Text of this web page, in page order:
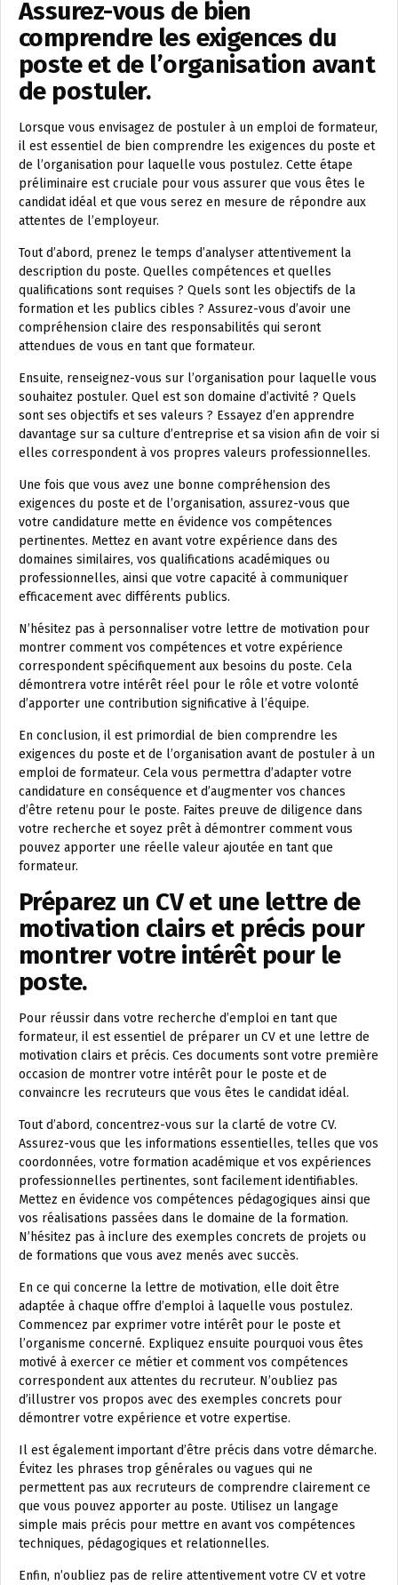
Assurez-vous de bien
comprendre les exigences du
poste et de l’organisation avant
de postuler.
Lorsque vous envisagez de postuler à un emploi de formateur,
il est essentiel de bien comprendre les exigences du poste et
de l’organisation pour laquelle vous postulez. Cette étape
préliminaire est cruciale pour vous assurer que vous êtes le
candidat idéal et que vous serez en mesure de répondre aux
attentes de l’employeur.
Tout d’abord, prenez le temps d’analyser attentivement la
description du poste. Quelles compétences et quelles
qualifications sont requises ? Quels sont les objectifs de la
formation et les publics cibles ? Assurez-vous d’avoir une
compréhension claire des responsabilités qui seront
attendues de vous en tant que formateur.
Ensuite, renseignez-vous sur l’organisation pour laquelle vous
souhaitez postuler. Quel est son domaine d’activité ? Quels
sont ses objectifs et ses valeurs ? Essayez d’en apprendre
davantage sur sa culture d’entreprise et sa vision afin de voir si
elles correspondent à vos propres valeurs professionnelles.
Une fois que vous avez une bonne compréhension des
exigences du poste et de l’organisation, assurez-vous que
votre candidature mette en évidence vos compétences
pertinentes. Mettez en avant votre expérience dans des
domaines similaires, vos qualifications académiques ou
professionnelles, ainsi que votre capacité à communiquer
efficacement avec différents publics.
N’hésitez pas à personnaliser votre lettre de motivation pour
montrer comment vos compétences et votre expérience
correspondent spécifiquement aux besoins du poste. Cela
démontrera votre intérêt réel pour le rôle et votre volonté
d’apporter une contribution significative à l’équipe.
En conclusion, il est primordial de bien comprendre les
exigences du poste et de l’organisation avant de postuler à un
emploi de formateur. Cela vous permettra d’adapter votre
candidature en conséquence et d’augmenter vos chances
d’être retenu pour le poste. Faites preuve de diligence dans
votre recherche et soyez prêt à démontrer comment vous
pouvez apporter une réelle valeur ajoutée en tant que
formateur.
Préparez un CV et une lettre de
motivation clairs et précis pour
montrer votre intérêt pour le
poste.
Pour réussir dans votre recherche d’emploi en tant que
formateur, il est essentiel de préparer un CV et une lettre de
motivation clairs et précis. Ces documents sont votre première
occasion de montrer votre intérêt pour le poste et de
convaincre les recruteurs que vous êtes le candidat idéal.
Tout d’abord, concentrez-vous sur la clarté de votre CV.
Assurez-vous que les informations essentielles, telles que vos
coordonnées, votre formation académique et vos expériences
professionnelles pertinentes, sont facilement identifiables.
Mettez en évidence vos compétences pédagogiques ainsi que
vos réalisations passées dans le domaine de la formation.
N’hésitez pas à inclure des exemples concrets de projets ou
de formations que vous avez menés avec succès.
En ce qui concerne la lettre de motivation, elle doit être
adaptée à chaque offre d’emploi à laquelle vous postulez.
Commencez par exprimer votre intérêt pour le poste et
l’organisme concerné. Expliquez ensuite pourquoi vous êtes
motivé à exercer ce métier et comment vos compétences
correspondent aux attentes du recruteur. N’oubliez pas
d’illustrer vos propos avec des exemples concrets pour
démontrer votre expérience et votre expertise.
Il est également important d’être précis dans votre démarche.
Évitez les phrases trop générales ou vagues qui ne
permettent pas aux recruteurs de comprendre clairement ce
que vous pouvez apporter au poste. Utilisez un langage
simple mais précis pour mettre en avant vos compétences
techniques, pédagogiques et relationnelles.
Enfin, n’oubliez pas de relire attentivement votre CV et votre